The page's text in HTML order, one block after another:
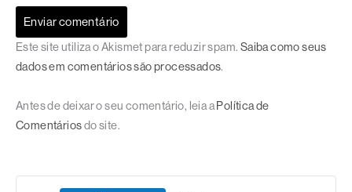
Este site utiliza o Akismet para reduzir spam. Saiba como seus
dados em comentários são processados.
Antes de deixar o seu comentário, leia aPolítica de
Comentáriosdo site.